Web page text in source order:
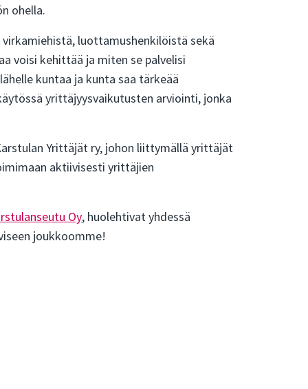
ohella.
luottamushenkilöistä sekä
voisi kehittää ja miten se palvelisi
kuntaa ja kunta saa tärkeää
yrittäjyysvaikutusten arviointi, jonka
Yrittäjät ry, johon liittymällä yrittäjät
aktiivisesti yrittäjien
Oy, huolehtivat yhdessä
joukkoomme!